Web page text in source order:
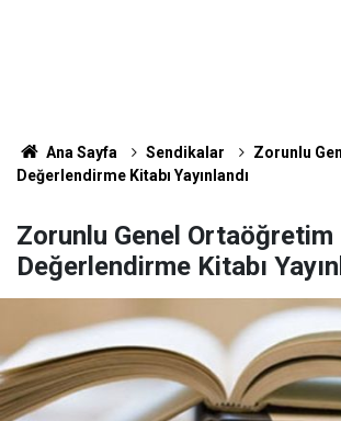
Ana Sayfa Sendikalar
Zorunlu
Değerlendirme Kitabı Yayınlandı
Zorunlu Genel Ortaöğretim
Değerlendirme Kitabı